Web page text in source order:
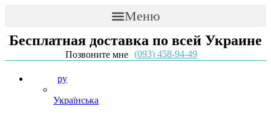
Меню
Бесплатная доставка по всей Украине
Позвоните мне (093) 458-94-49
ру
Українська